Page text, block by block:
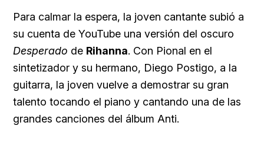
Para calmar la espera, la joven cantante subió a
su cuenta de YouTube una versión del oscuro
Desperado de Rihanna. Con Pional en el
sintetizador y su hermano, Diego Postigo, a la
guitarra, la joven vuelve a demostrar su gran
talento tocando el piano y cantando una de las
grandes canciones del álbum Anti.